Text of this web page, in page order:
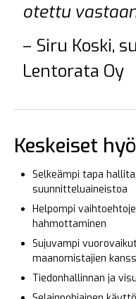
otettu
– Siru Koski,
Lentorata Oy
Keskeiset
Selkeämpi tapa
suunnitteluaineistoa
Helpompi
hahmottaminen
Sujuvampi
maanomistajien
Tiedonhallinnan ja